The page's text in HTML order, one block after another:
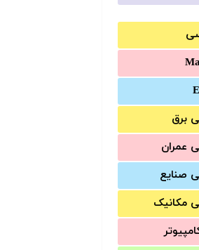
برق
عمران
صنایع
مکانیک